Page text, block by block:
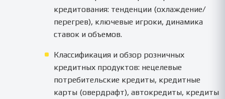
кредитования: тенденции (охлаждение/
перегрев), ключевые игроки, динамика
ставок и объемов.
Классификация и обзор розничных
кредитных продуктов: нецелевые
потребительские кредиты, кредитные
карты (овердрафт), автокредиты, кредиты